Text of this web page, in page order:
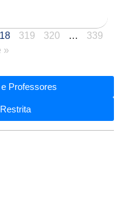
319 320 …
339
»
Professores